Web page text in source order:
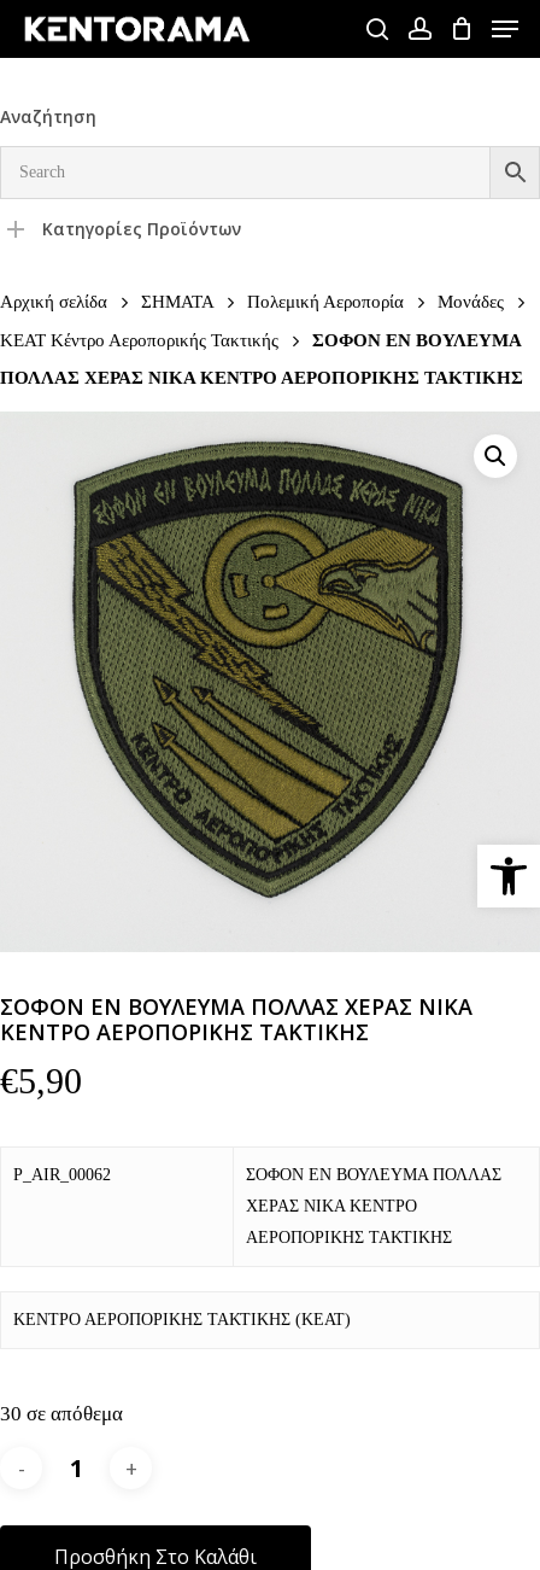
Skip
content
searchaccount
Menu
Αναζήτηση
Κατηγορίες Προϊόντων
Αρχική σελίδα ΣΗΜΑΤΑ Πολεμική Αεροπορία
Μονάδες
KEAT Κέντρο Αεροπορικής Τακτικής
ΣΟΦΟΝ ΕΝ ΒΟΥΛΕΥΜΑ
ΠΟΛΛΑΣ ΧΕΡΑΣ ΝΙΚΑ ΚΕΝΤΡΟ ΑΕΡΟΠΟΡΙΚΗΣ ΤΑΚΤΙΚΗΣ
ΣΟΦΟΝ ΕΝ ΒΟΥΛΕΥΜΑ ΠΟΛΛΑΣ ΧΕΡΑΣ ΝΙΚΑ
ΚΕΝΤΡΟ ΑΕΡΟΠΟΡΙΚΗΣ ΤΑΚΤΙΚΗΣ
€5,90
P_AIR_00062
ΣΟΦΟΝ ΕΝ ΒΟΥΛΕΥΜΑ ΠΟΛΛΑΣ
ΧΕΡΑΣ ΝΙΚΑ ΚΕΝΤΡΟ
ΑΕΡΟΠΟΡΙΚΗΣ ΤΑΚΤΙΚΗΣ
ΚΕΝΤΡΟ ΑΕΡΟΠΟΡΙΚΗΣ ΤΑΚΤΙΚΗΣ (ΚΕΑΤ)
30 σε απόθεμα
Προσθήκη Στο Καλάθι